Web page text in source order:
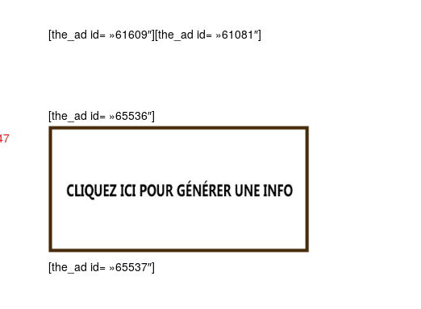
[the_ad id= »61609″][the_ad id= »61081″]
[the_ad id= »65536″]
[the_ad id= »65537″]